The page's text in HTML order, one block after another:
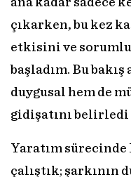
çıkarken, bu kez
etkisini ve
başladım. Bu
duygusal hem de
gidişatını
Yaratım
çalıştık; şarkının